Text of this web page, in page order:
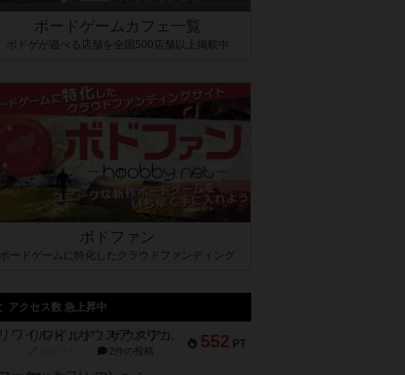
ボードゲームカフェ一覧
ボドゲが遊べる店舗を全国500店舗以上掲載中
ボドファン
ボードゲームに特化したクラウドファンディング
アクセス数 急上昇中
552 PT
リワイルド：サウスアメリカ
2件の投稿